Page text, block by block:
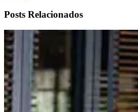
Posts Relacionados